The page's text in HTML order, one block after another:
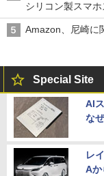
シリコン製スマホ
Amazon、尼崎に
Special Site
AI
な
レ
Aか